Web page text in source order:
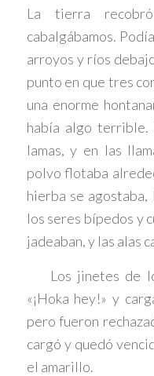
La tierra
cabalgábamos.
arroyos y ríos
punto en que tres
una enorme
había algo
lamas, y en las
polvo flotaba
hierba se
los seres bípedos y
jadeaban, y las alas
Los jinetes de
«¡Hoka hey!» y
pero fueron
cargó y quedó
el amarillo.